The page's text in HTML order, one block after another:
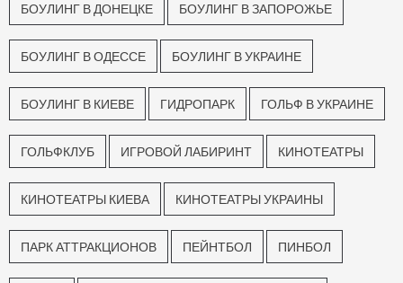
БОУЛИНГ В ДОНЕЦКЕ БОУЛИНГ В ЗАПОРОЖЬЕ
БОУЛИНГ В ОДЕССЕ БОУЛИНГ В УКРАИНЕ
БОУЛИНГ В КИЕВЕ ГИДРОПАРК ГОЛЬФ В УКРАИНЕ
ГОЛЬФКЛУБ ИГРОВОЙ ЛАБИРИНТ КИНОТЕАТРЫ
КИНОТЕАТРЫ КИЕВА КИНОТЕАТРЫ УКРАИНЫ
ПАРК АТТРАКЦИОНОВ ПЕЙНТБОЛ ПИНБОЛ